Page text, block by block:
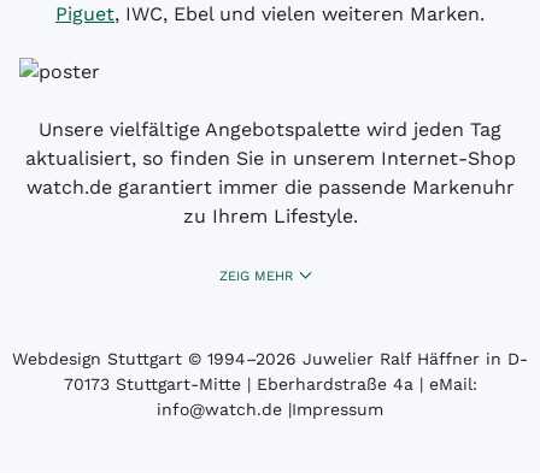
Piguet, IWC, Ebel und vielen weiteren Marken.
Unsere vielfältige Angebotspalette wird jeden Tag
aktualisiert, so finden Sie in unserem Internet-Shop
watch.de garantiert immer die passende Markenuhr
zu Ihrem Lifestyle.
ZEIG MEHR
Webdesign Stuttgart © 1994­–2026 Juwelier Ralf Häffner in D-
70173 Stuttgart-Mitte | Eberhardstraße 4a | eMail:
info@watch.de |Impressum